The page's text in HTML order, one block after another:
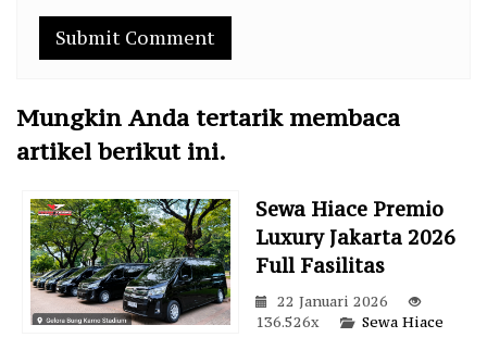
Mungkin Anda tertarik membaca
artikel berikut ini.
Sewa Hiace Premio
Luxury Jakarta 2026
Full Fasilitas
22 Januari 2026
136.526x
Sewa Hiace